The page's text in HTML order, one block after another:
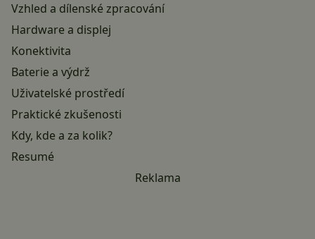
Vzhled a dílenské zpracování
Hardware a displej
Konektivita
Baterie a výdrž
Uživatelské prostředí
Praktické zkušenosti
Kdy, kde a za kolik?
Resumé
Reklama